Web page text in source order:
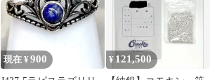
現在 ¥ 900 ¥121,500